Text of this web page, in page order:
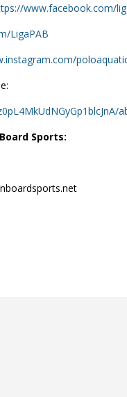
www.facebook.com/
LigaPAB
Sports: